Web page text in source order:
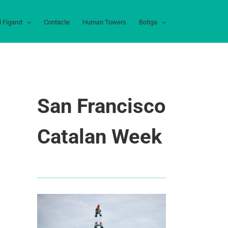
Figarot Contacte Human Towers Botiga
San Francisco
Catalan Week